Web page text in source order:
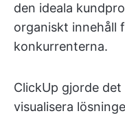
den ideala
organiskt innehåll
konkurrenterna.
ClickUp gjorde
visualisera